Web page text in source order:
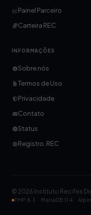
Painel Parceiro
Carteira REC
INFORMAÇÕES
Sobre nós
Termos de Uso
Privacidade
Contato
Status
Registro .REC
© 2026 Instituto Recifes
PHP 8.3 · MariaDB 11.4 ·